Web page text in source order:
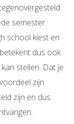
semester
school kiest en
betekent dus ook
stellen. Dat je
zijn
zijn en dus